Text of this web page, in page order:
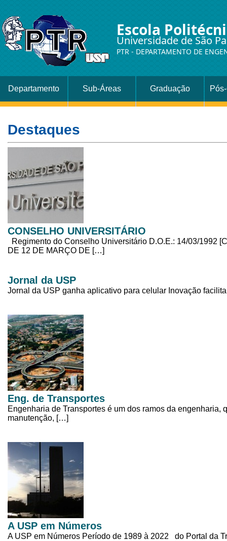
Escola
Universidade de São
PTR - DEPARTAMENTO DE
Departamento Sub-Áreas Graduação
Destaques
CONSELHO UNIVERSITÁRIO
Regimento do Conselho Universitário D.O.E.: 14/03/1992
DE 12 DE MARÇO DE […]
Jornal da USP
Jornal da USP ganha aplicativo para celular Inovação
Eng. de Transportes
Engenharia de Transportes é um dos ramos da engenharia,
manutenção, […]
A USP em Números
A USP em Números Período de 1989 à 2022 do Portal da